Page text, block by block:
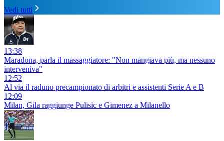
Vedi tutti
13:38
Maradona, parla il massaggiatore: "Non mangiava più, ma nessuno
interveniva"
12:52
Al via il raduno precampionato di arbitri e assistenti Serie A e B
12:09
Milan, Gila raggiunge Pulisic e Gimenez a Milanello